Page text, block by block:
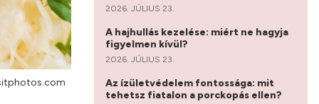
2026. JÚLIUS 23.
A hajhullás kezelése: miért ne hagyja
figyelmen kívül?
2026. JÚLIUS 23.
Az ízületvédelem fontossága: mit
tehetsz fiatalon a porckopás ellen?